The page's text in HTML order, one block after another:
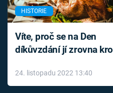
HISTORIE
Víte, proč se na Den
díkůvzdání jí zrovna
24. listopadu 2022 13:40